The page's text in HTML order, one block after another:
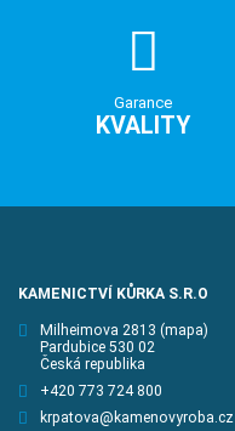
Garance
KVALITY
KAMENICTVÍ KŮRKA S.R.O
Milheimova 2813 (mapa)
Pardubice 530 02
Česká republika
+420 773 724 800
krpatova@kamenovyroba.cz